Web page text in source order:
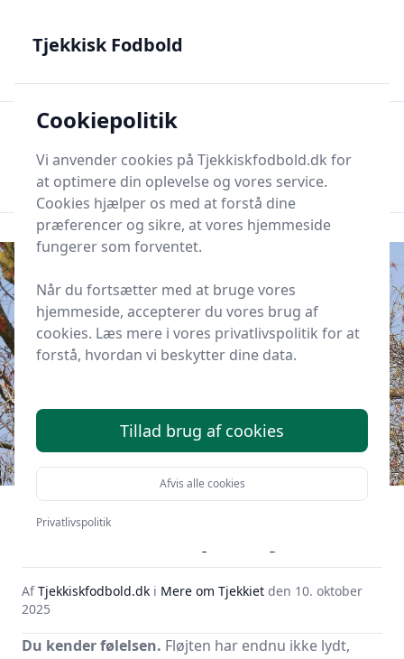
dansk
Søg nu
Er det sikkert at tage til
udebanekampe i Tjekkiet?
AfTjekkiskfodbold.dk i Mere om Tjekkiet den 10. oktober
2025
Du kender følelsen. Fløjten har endnu ikke lydt,
Tjekkisk Fodbold
Cookiepolitik
Vi anvender cookies på Tjekkiskfodbold.dk for
at optimere din oplevelse og vores service.
Cookies hjælper os med at forstå dine
præferencer og sikre, at vores hjemmeside
fungerer som forventet.
Når du fortsætter med at bruge vores
hjemmeside, accepterer du vores brug af
cookies. Læs mere i vores privatlivspolitik for at
forstå, hvordan vi beskytter dine data.
Tillad brug af cookies
Afvis alle cookies
Privatlivspolitik